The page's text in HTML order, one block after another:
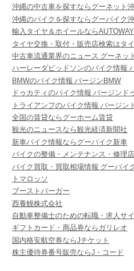
沖縄の中古車を探すならグーネット
沖縄のバイクを探すならグーバイク
輸入タイヤ＆ホイールならAUTOWAY
タイヤ交換・取付・販売店検索はタ
中古車流通業界のニュース グーネッ
ハーレーダビッドソンのバイク情報
BMWのバイク情報 バージンBMW
ドゥカティのバイク情報 バージンド
トライアンフのバイク情報 バージン
全国の賃貸ならグーホーム賃貸
観光のニュースなら観光経済新聞社
新車バイク情報ならグーバイク新車
バイクの整備・メンテナンス・修理
バイク買取・買取相場情報 グーバイ
トマロッソ
ブーストバーガー
西養鰻株式会社
自動車整備士のための転職・求人サ
ギフトカード・商品券ならガリレオ
国内格安航空券ならJチケット
株主優待券番号販売ならJ・コード